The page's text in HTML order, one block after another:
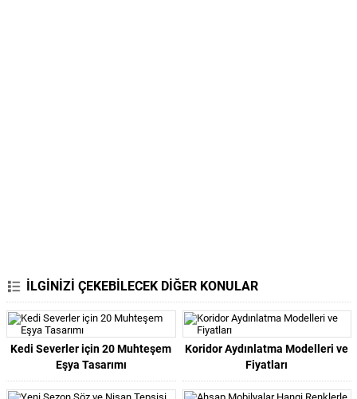
İLGİNİZİ ÇEKEBİLECEK DİĞER KONULAR
Kedi Severler için 20 Muhteşem
Eşya Tasarımı
Koridor Aydınlatma Modelleri ve
Fiyatları